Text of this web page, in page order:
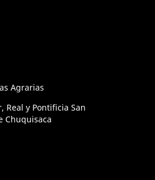
Agrarias
Real y Pontificia San
Chuquisaca